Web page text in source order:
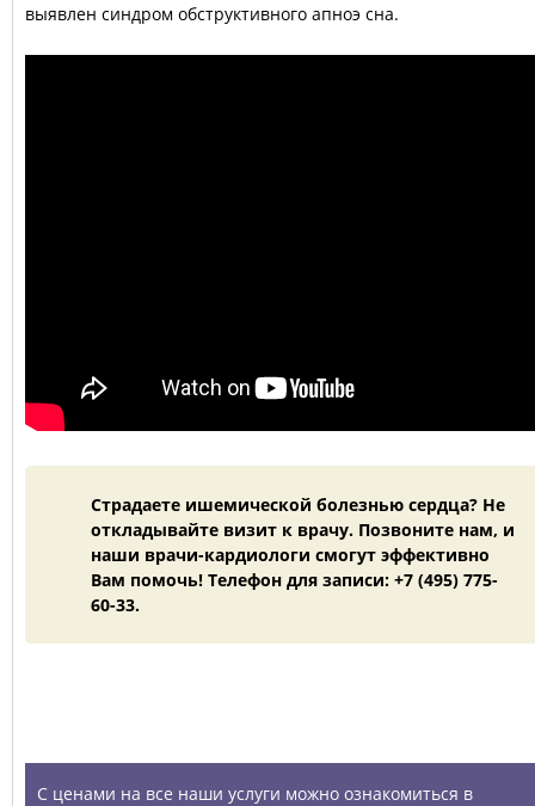
выявлен синдром обструктивного апноэ сна.
Страдаете ишемической болезнью сердца? Не
откладывайте визит к врачу. Позвоните нам, и
наши врачи-кардиологи смогут эффективно
Вам помочь! Телефон для записи: +7 (495) 775-
60-33.
С ценами на все наши услуги можно ознакомиться в